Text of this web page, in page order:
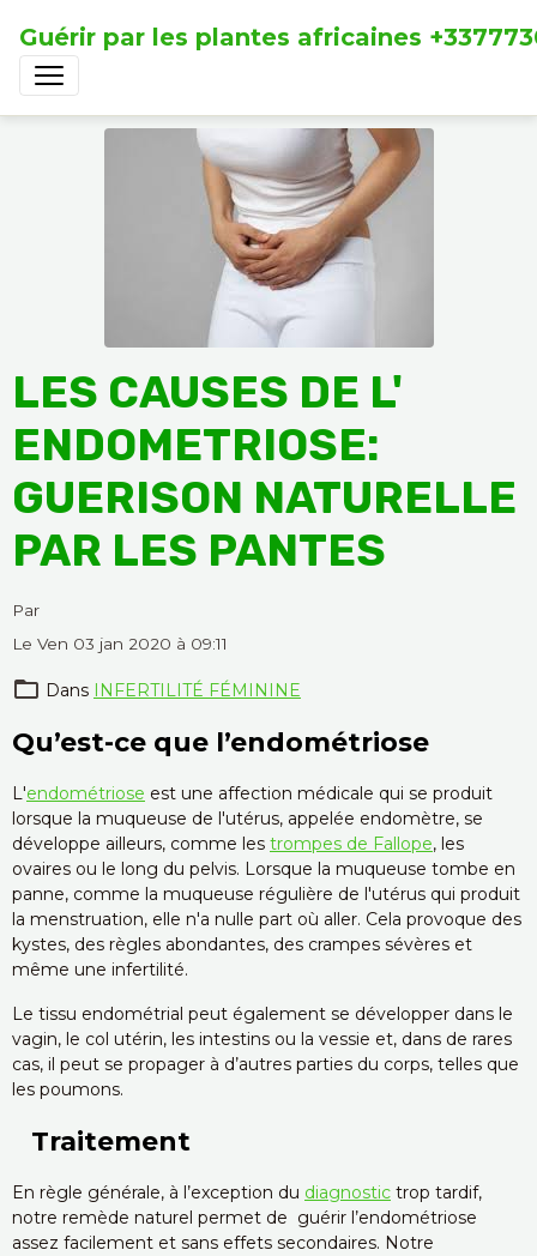
Guérir par les plantes africaines
LES CAUSES DE L'
ENDOMETRIOSE:
GUERISON NATURELLE
PAR LES PANTES
Par
Le Ven 03 jan 2020 à 09:11
Dans INFERTILITÉ FÉMININE
Qu’est-ce que l’endométriose
L'endométriose est une affection médicale qui se produit
lorsque la muqueuse de l'utérus, appelée endomètre, se
développe ailleurs, comme les trompes de Fallope, les
ovaires ou le long du pelvis. Lorsque la muqueuse tombe en
panne, comme la muqueuse régulière de l'utérus qui produit
la menstruation, elle n'a nulle part où aller. Cela provoque des
kystes, des règles abondantes, des crampes sévères et
même une infertilité.
Le tissu endométrial peut également se développer dans le
vagin, le col utérin, les intestins ou la vessie et, dans de rares
cas, il peut se propager à d’autres parties du corps, telles que
les poumons.
Traitement
En règle générale, à l’exception du diagnostic trop tardif,
notre remède naturel permet de guérir l’endométriose
assez facilement et sans effets secondaires. Notre